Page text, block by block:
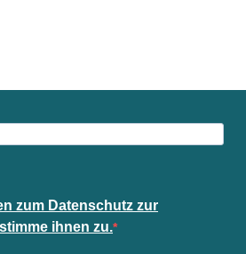
zum Datenschutz zur
ihnen zu.